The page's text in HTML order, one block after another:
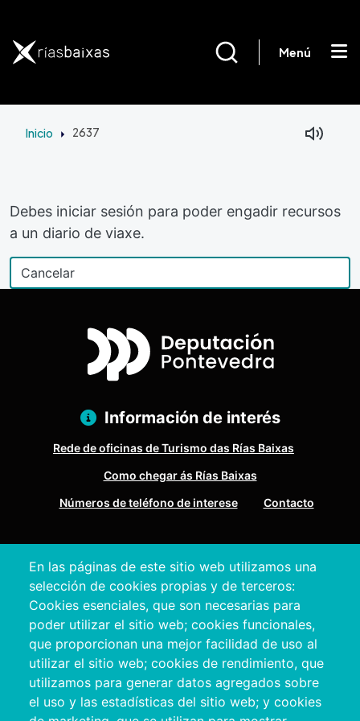
Menú
Inicio 2637
Debes iniciar sesión para poder engadir recursos
a un diario de viaxe.
En las páginas de este sitio web utilizamos una
selección de cookies propias y de terceros:
Cookies esenciales, que son necesarias para
poder utilizar el sitio web; cookies funcionales,
que proporcionan una mejor facilidad de uso al
utilizar el sitio web; cookies de rendimiento, que
utilizamos para generar datos agregados sobre
el uso y las estadísticas del sitio web; y cookies
Información de interés
Rede de oficinas de Turismo das Rías Baixas
Como chegar ás Rías Baixas
Números de teléfono de interese
Contacto
Pontevedra
+34 986 804 100 | +34 986 804 124